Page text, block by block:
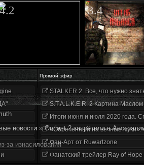
4.2 3.4
Прямой эфир
STALKER 2. Все, что нужно
S.T.A.L.K.E.R. 2 Картина Маслом
Итоги июня и июля 2020 года.
«Обречённый на вечные муки».
Фан-Арт от Ruwartzone
Фанатский трейлер Ray of Hope
новости » Outlast 2 запретили в
за изнасилования